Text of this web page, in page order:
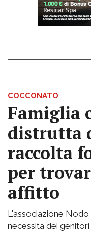
COCCONATO
Famiglia
distrutta
raccolta
per
affitto
L'associazione
necessità dei